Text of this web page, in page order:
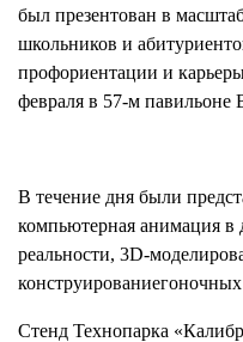
+7 (495) 280-
+7 (495) 280-
Режим работы 9:00 -
9:00
+7
(495)
280-
+7
(495)
280-
45-
55
был презентован в
школьников и
профориентации и
февраля в 57-м
В течение дня были
компьютерная анимация в
реальности, 3D-
Стенд Технопарка